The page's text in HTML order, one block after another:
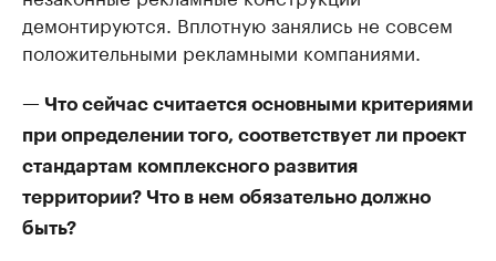
демонтируются. Вплотную занялись не совсем
положительными рекламными компаниями.
— Что сейчас считается основными критериями
при определении того, соответствует ли проект
стандартам комплексного развития
территории? Что в нем обязательно должно
быть?